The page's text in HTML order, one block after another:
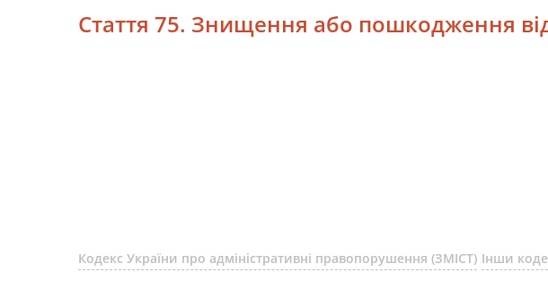
Стаття 75. Знищення або пошкодження
Кодекс України про адміністративні правопорушення (ЗМІСТ) Інши